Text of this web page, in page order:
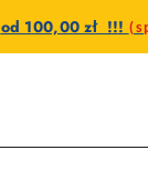
od 100,00 zł !!!